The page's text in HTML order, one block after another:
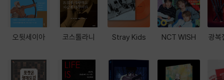
오뒷세이아 코스톨라니 Stray Kids NCT WISH 광복